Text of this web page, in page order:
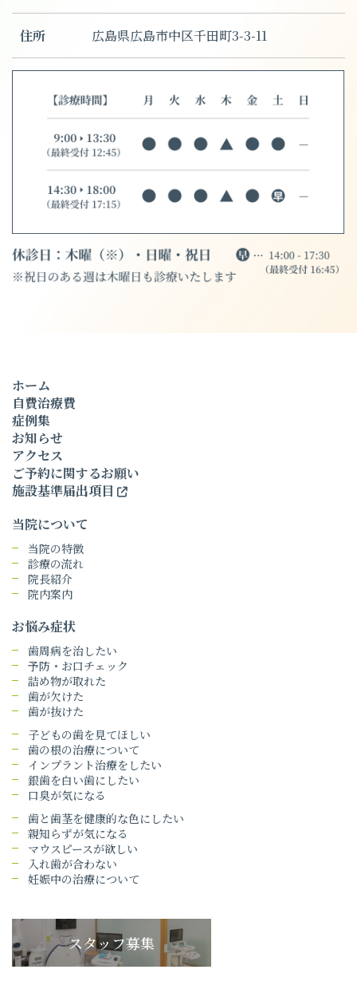
住所 広島県広島市中区千田町3-3-11
ホーム
自費治療費
症例集
お知らせ
アクセス
ご予約に関するお願い
施設基準届出項目
当院について
当院の特徴
診療の流れ
院長紹介
院内案内
お悩み症状
歯周病を治したい
予防・お口チェック
詰め物が取れた
歯が欠けた
歯が抜けた
子どもの歯を見てほしい
歯の根の治療について
インプラント治療をしたい
銀歯を白い歯にしたい
口臭が気になる
歯と歯茎を健康的な色にしたい
親知らずが気になる
マウスピースが欲しい
入れ歯が合わない
妊娠中の治療について
スタッフ募集